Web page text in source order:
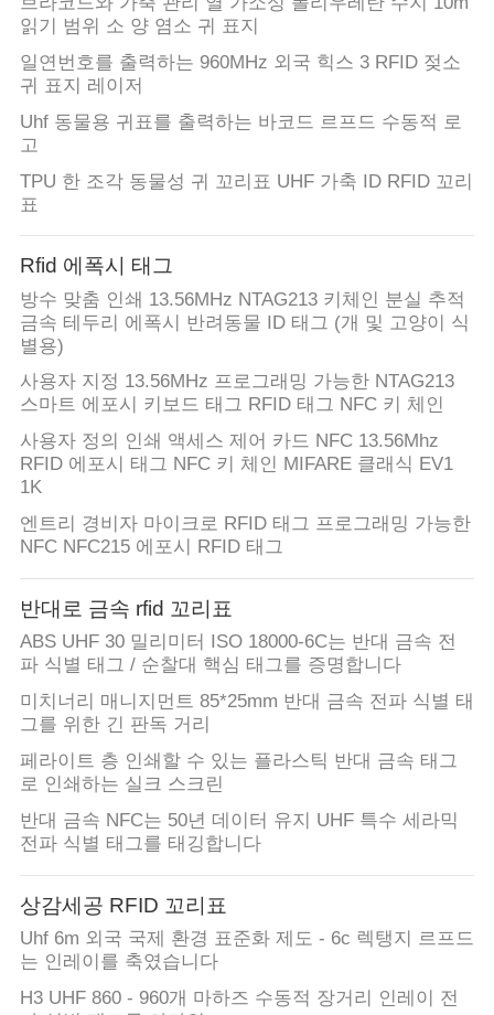
읽기 범위 소 양 염소 귀 표지
일연번호를 출력하는 960MHz 외국 힉스 3 RFID 젖소
귀 표지 레이저
Uhf 동물용 귀표를 출력하는 바코드 르프드 수동적 로
고
TPU 한 조각 동물성 귀 꼬리표 UHF 가축 ID RFID 꼬리
표
Rfid 에폭시 태그
방수 맞춤 인쇄 13.56MHz NTAG213 키체인 분실 추적
금속 테두리 에폭시 반려동물 ID 태그 (개 및 고양이 식
별용)
사용자 지정 13.56MHz 프로그래밍 가능한 NTAG213
스마트 에포시 키보드 태그 RFID 태그 NFC 키 체인
사용자 정의 인쇄 액세스 제어 카드 NFC 13.56Mhz
RFID 에포시 태그 NFC 키 체인 MIFARE 클래식 EV1
1K
엔트리 경비자 마이크로 RFID 태그 프로그래밍 가능한
NFC NFC215 에포시 RFID 태그
반대로 금속 rfid 꼬리표
ABS UHF 30 밀리미터 ISO 18000-6C는 반대 금속 전
파 식별 태그 / 순찰대 핵심 태그를 증명합니다
미치너리 매니지먼트 85*25mm 반대 금속 전파 식별 태
그를 위한 긴 판독 거리
페라이트 층 인쇄할 수 있는 플라스틱 반대 금속 태그
로 인쇄하는 실크 스크린
반대 금속 NFC는 50년 데이터 유지 UHF 특수 세라믹
전파 식별 태그를 태깅합니다
상감세공 RFID 꼬리표
Uhf 6m 외국 국제 환경 표준화 제도 - 6c 렉탱지 르프드
는 인레이를 축였습니다
H3 UHF 860 - 960개 마하즈 수동적 장거리 인레이 전